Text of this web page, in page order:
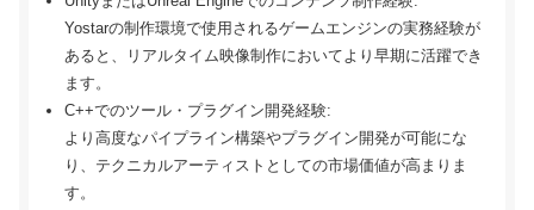
Yostarの制作環境で使用されるゲームエンジンの実務経験が
あると、リアルタイム映像制作においてより早期に活躍でき
ます。
C++でのツール・プラグイン開発経験:
より高度なパイプライン構築やプラグイン開発が可能にな
り、テクニカルアーティストとしての市場価値が高まりま
す。